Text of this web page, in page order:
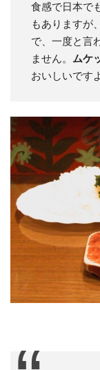
食感で日本で
もありますが
で、一度と言
ません。 ムケ
おいしいです